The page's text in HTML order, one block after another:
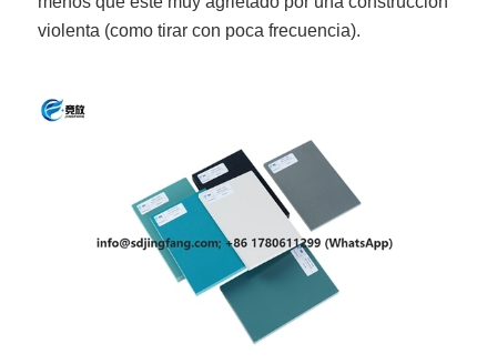
violenta (como tirar con poca frecuencia).